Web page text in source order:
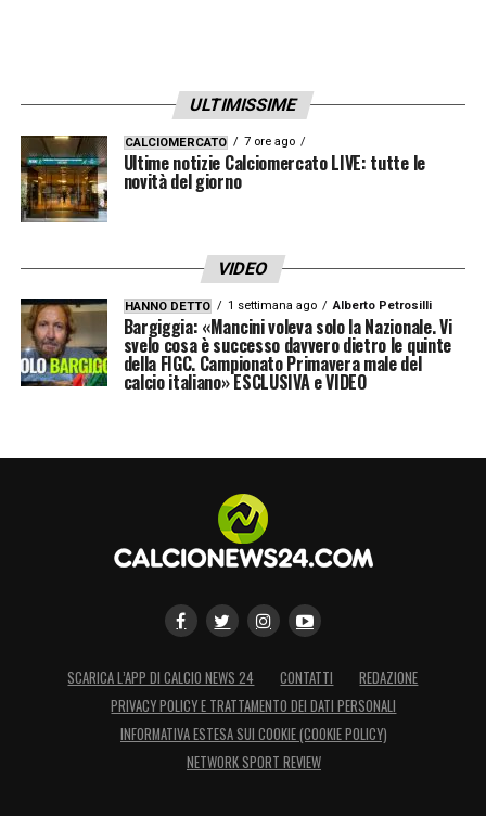
ULTIMISSIME
CALCIOMERCATO 7 ore ago
Ultime notizie Calciomercato LIVE: tutte le
novità del giorno
VIDEO
HANNO DETTO 1 settimana ago Alberto Petrosilli
Bargiggia: «Mancini voleva solo la Nazionale. Vi
svelo cosa è successo davvero dietro le quinte
della FIGC. Campionato Primavera male del
calcio italiano» ESCLUSIVA e VIDEO
SCARICA L’APP DI CALCIO NEWS 24 CONTATTI
REDAZIONE
PRIVACY POLICY E TRATTAMENTO DEI DATI PERSONALI
INFORMATIVA ESTESA SUI COOKIE (COOKIE POLICY)
NETWORK SPORT REVIEW